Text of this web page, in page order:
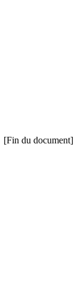
[Fin du document]